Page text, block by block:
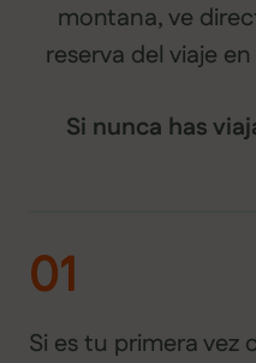
montana, ve
reserva del viaje en
Si nunca has
01
Si es tu primera vez